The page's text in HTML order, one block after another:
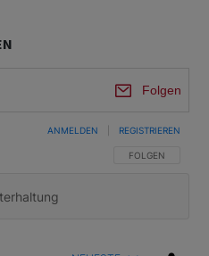
Folgen
FOLGE DIESER
FOLGEN
ANMELDEN REGISTRIEREN